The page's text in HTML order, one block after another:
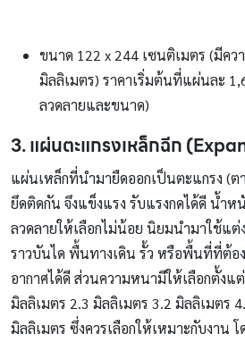
ขนาด 122 x 244 เซนติเมตร (มีค
มิลลิเมตร) ราคาเริ่มต้นที่แผ่นละ
ลวดลายและขนาด)
3. แผ่นตะแกรงเหล็กฉีก (
แผ่นเหล็กที่นำมายืดออกเป็นตะแกรง (ต
ยึดติดกัน จึงแข็งแรง รับแรงกดได้ดี น้ำห
ลวดลายให้เลือกไม่น้อย นิยมนำมาใช้แ
ราวบันได พื้นทางเดิน รั้ว หรือพื้นที่ที่ต้อง
อากาศได้ดี ส่วนความหนามีให้เลือกตั้งแ
มิลลิเมตร 2.3 มิลลิเมตร 3.2 มิลลิเมตร
มิลลิเมตร ซึ่งควรเลือกให้เหมาะกับงาน